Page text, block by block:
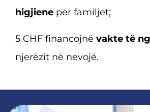
higjiene për familjet;
5 CHF financojnë vakte të
njerëzit në nevojë.